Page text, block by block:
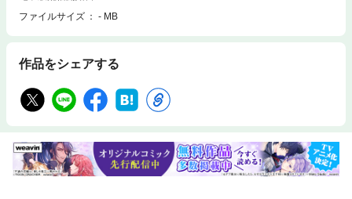
術。劇的成長が狙える学びの場。挑戦したい、大学院への道。楽しく美味
しいノウハウをゲット! 野菜を育てるスキルを身につけよう。いま使いた
歌劇団・星組） 星を継ぐもの。村上信五の初著書『半分論』から学ぶ、軽
まっすぐに。役に注ぐ一途な眼差し。世界初・全編公開! 注目の中国ドラ
マ『光・淵』の惹きつけてやまない魅力。3号連続ジュニアCLOSE UP #0
ファイルサイズ
- MB
作品をシェアする